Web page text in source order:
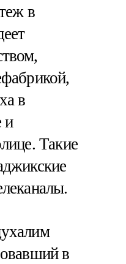
в
в
и
Такие
в